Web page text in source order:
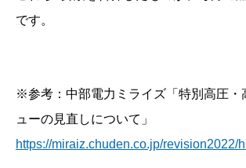
です。
※参考：中部電力ミライズ「特別高圧・
ューの見直しについて」
https://miraiz.chuden.co.jp/revision2022/